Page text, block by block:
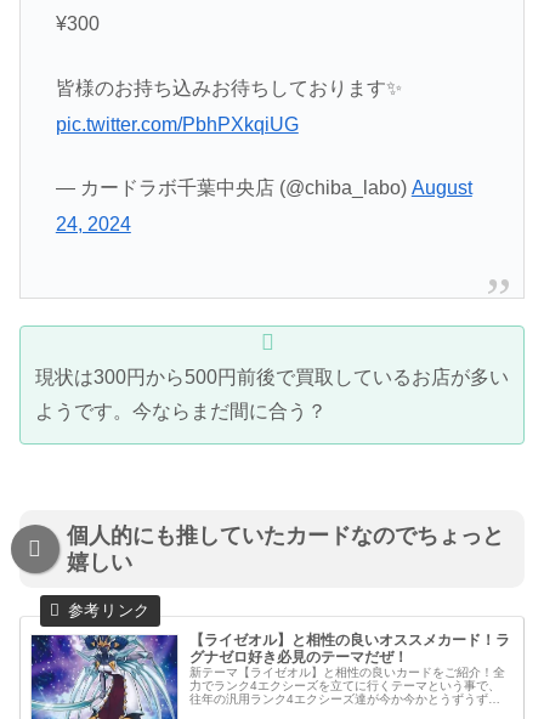
¥300
皆様のお持ち込みお待ちしております✨
pic.twitter.com/PbhPXkqiUG
— カードラボ千葉中央店 (@chiba_labo) August
24, 2024
現状は300円から500円前後で買取しているお店が多い
ようです。今ならまだ間に合う？
個人的にも推していたカードなのでちょっと
嬉しい
【ライゼオル】と相性の良いオススメカード！ラ
グナゼロ好き必見のテーマだぜ！
新テーマ【ライゼオル】と相性の良いカードをご紹介！全
力でランク4エクシーズを立てに行くテーマという事で、
往年の汎用ランク4エクシーズ達が今か今かとうずうずし